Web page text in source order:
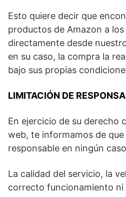
Esto quiere decir que
productos de Amazon a
directamente desde
en su caso, la compra la
bajo sus propias
LIMITACIÓN DE
En ejercicio de su derecho
web, te informamos de que
responsable en ningún
La calidad del servicio, la
correcto funcionamiento ni